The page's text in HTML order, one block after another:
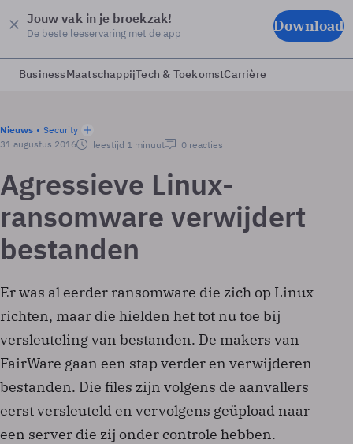
Jouw vak in je broekzak!
De beste leeservaring met de app Download
BusinessMaatschappijTech & ToekomstCarrière
Nieuws
Security
31 augustus 2016
leestijd 1 minuut 0 reacties
Agressieve Linux-
ransomware verwijdert
bestanden
Er was al eerder ransomware die zich op Linux
richten, maar die hielden het tot nu toe bij
versleuteling van bestanden. De makers van
FairWare gaan een stap verder en verwijderen
bestanden. Die files zijn volgens de aanvallers
eerst versleuteld en vervolgens geüpload naar
een server die zij onder controle hebben.